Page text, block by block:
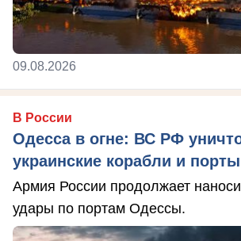
09.08.2026
В России
Одесса в огне: ВС РФ
украинские корабли и порты
Армия России продолжает
удары по портам Одессы.